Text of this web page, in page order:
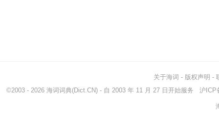
关于海词 - 版权声明 -
©2003 - 2026 海词词典(Dict.CN) - 自 2003 年 11 月 27 日开始服务 沪ICP